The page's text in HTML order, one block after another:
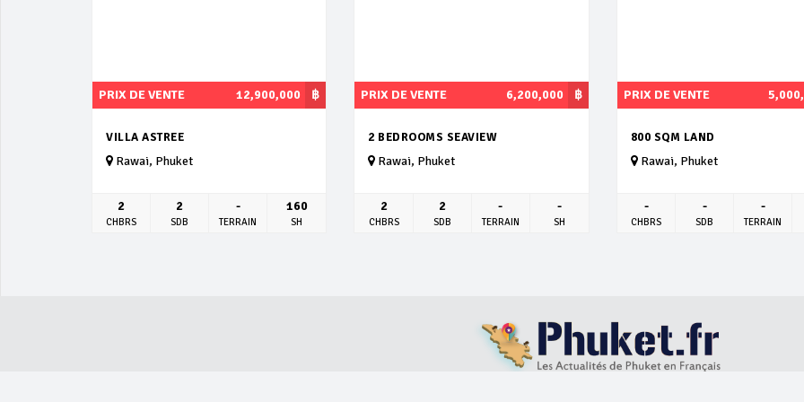
฿
PRIX DE VENTE 12,900,000
VILLA ASTREE
Rawai, Phuket
2
CHBRS
2
SDB
-
TERRAIN
160
SH
฿
PRIX DE VENTE 6,200,000
2 BEDROOMS SEAVIEW
Rawai, Phuket
2
CHBRS
2
SDB
-
TERRAIN
-
SH
PRIX DE VENTE
800 SQM LAND
Rawai, Phuket
-
CHBRS
-
SDB
-
TERRAIN